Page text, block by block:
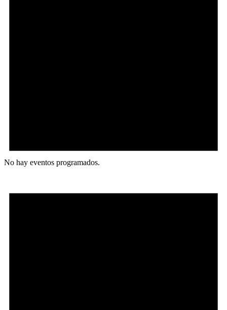
No hay eventos programados.